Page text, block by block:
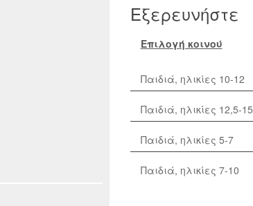
Εξερευνήστε
Επιλογή κοινού
Παιδιά, ηλικίες 10-12
Παιδιά, ηλικίες 12,5-15
Παιδιά, ηλικίες 5-7
Παιδιά, ηλικίες 7-10